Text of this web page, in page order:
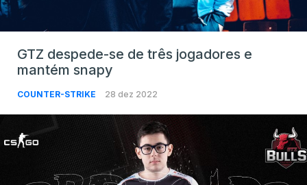
GTZ despede-se de três jogadores e
mantém snapy
COUNTER-STRIKE 28 dez 2022